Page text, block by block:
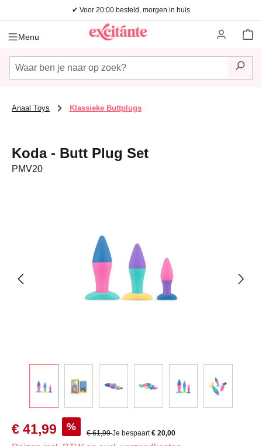
Ga naar de hoofdinhoud✔ Voor 20:00 besteld, morgen in huis
Menu
Anaal Toys Klassieke Buttplugs
Koda - Butt Plug Set
PMV20
Verkoopprijs:
€ 41,99 % Normale prijs:
€ 61,99Je bespaart€ 20,00